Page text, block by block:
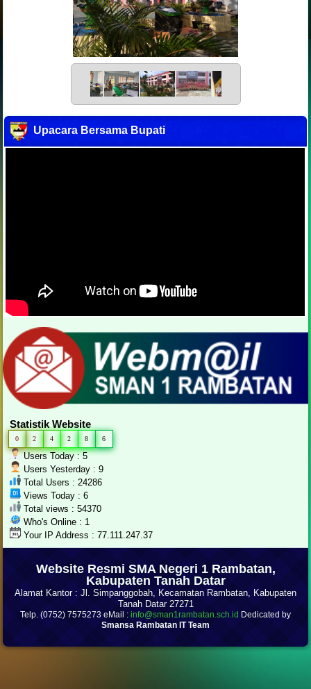
Upacara Bersama Bupati
Statistik Website
0 2 4 2 8 6
Users Today : 5
Users Yesterday : 9
Total Users : 24286
Views Today : 6
Total views : 54370
Who's Online : 1
Your IP Address : 77.111.247.37
Website Resmi SMA Negeri 1 Rambatan,
Kabupaten Tanah Datar
Alamat Kantor : Jl. Simpanggobah, Kecamatan Rambatan, Kabupaten
Tanah Datar 27271
Telp. (0752) 7575273 eMail : info@sman1rambatan.sch.id Dedicated by
Smansa Rambatan IT Team